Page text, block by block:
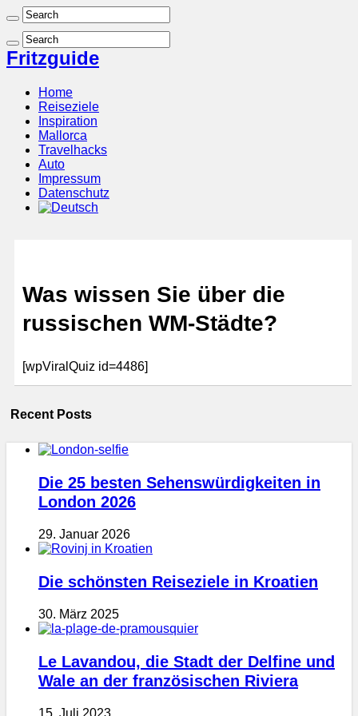
Fritzguide
Home
Reiseziele
Inspiration
Mallorca
Travelhacks
Auto
Impressum
Datenschutz
Was wissen Sie über die
russischen WM-Städte?
[wpViralQuiz id=4486]
Recent Posts
Die 25 besten Sehenswürdigkeiten in
London 2026
29. Januar 2026
Die schönsten Reiseziele in Kroatien
30. März 2025
Le Lavandou, die Stadt der Delfine und
Wale an der französischen Riviera
15. Juli 2023